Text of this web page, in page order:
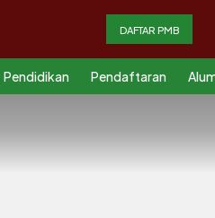
DAFTAR PMB
Pendidikan Pendaftaran